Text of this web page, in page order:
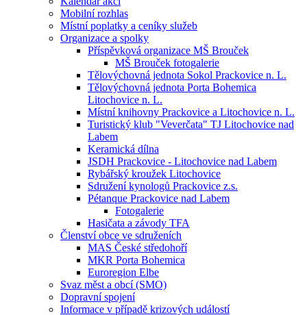
Mobilní rozhlas
Místní poplatky a ceníky služeb
Organizace a spolky
Příspěvková organizace MŠ Brouček
MŠ Brouček fotogalerie
Tělovýchovná jednota Sokol Prackovice n. L.
Tělovýchovná jednota Porta Bohemica
Litochovice n. L.
Místní knihovny Prackovice a Litochovice n. L.
Turistický klub "Veverčata" TJ Litochovice nad
Labem
Keramická dílna
JSDH Prackovice - Litochovice nad Labem
Rybářský kroužek Litochovice
Sdružení kynologů Prackovice z.s.
Pétanque Prackovice nad Labem
Fotogalerie
Hasičata a závody TFA
Členství obce ve sdruženích
MAS České středohoří
MKR Porta Bohemica
Euroregion Elbe
Svaz měst a obcí (SMO)
Dopravní spojení
Informace v případě krizových událostí